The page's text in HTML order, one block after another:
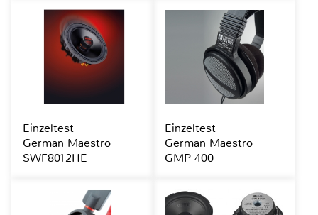
Einzeltest
German Maestro
SWF8012HE
Einzeltest
German Maestro
GMP 400